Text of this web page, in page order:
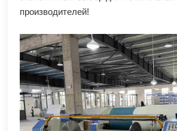
производителей!